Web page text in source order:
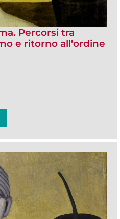
Percorsi tra
e ritorno all'ordine